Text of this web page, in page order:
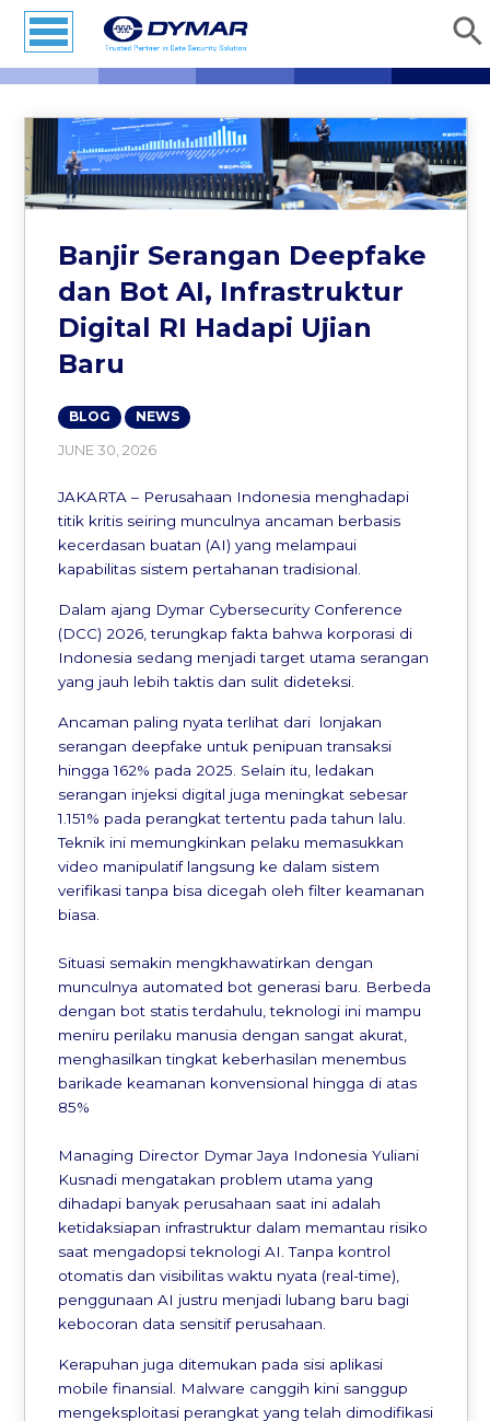
Banjir Serangan Deepfake
dan Bot AI, Infrastruktur
Digital RI Hadapi Ujian
Baru
BLOG NEWS
JUNE 30, 2026
JAKARTA – Perusahaan Indonesia menghadapi
titik kritis seiring munculnya ancaman berbasis
kecerdasan buatan (AI) yang melampaui
kapabilitas sistem pertahanan tradisional.
Dalam ajang Dymar Cybersecurity Conference
(DCC) 2026, terungkap fakta bahwa korporasi di
Indonesia sedang menjadi target utama serangan
yang jauh lebih taktis dan sulit dideteksi.
Ancaman paling nyata terlihat dari lonjakan
serangan deepfake untuk penipuan transaksi
hingga 162% pada 2025. Selain itu, ledakan
serangan injeksi digital juga meningkat sebesar
1.151% pada perangkat tertentu pada tahun lalu.
Teknik ini memungkinkan pelaku memasukkan
video manipulatif langsung ke dalam sistem
verifikasi tanpa bisa dicegah oleh filter keamanan
biasa.
Situasi semakin mengkhawatirkan dengan
munculnya automated bot generasi baru. Berbeda
dengan bot statis terdahulu, teknologi ini mampu
meniru perilaku manusia dengan sangat akurat,
menghasilkan tingkat keberhasilan menembus
barikade keamanan konvensional hingga di atas
85%
Managing Director Dymar Jaya Indonesia Yuliani
Kusnadi mengatakan problem utama yang
dihadapi banyak perusahaan saat ini adalah
ketidaksiapan infrastruktur dalam memantau risiko
saat mengadopsi teknologi AI. Tanpa kontrol
otomatis dan visibilitas waktu nyata (real-time),
penggunaan AI justru menjadi lubang baru bagi
kebocoran data sensitif perusahaan.
Kerapuhan juga ditemukan pada sisi aplikasi
mobile finansial. Malware canggih kini sanggup
mengeksploitasi perangkat yang telah dimodifikasi